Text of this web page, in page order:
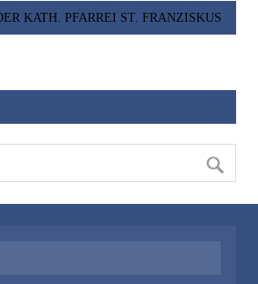
KATH. PFARREI ST. FRANZISKUS